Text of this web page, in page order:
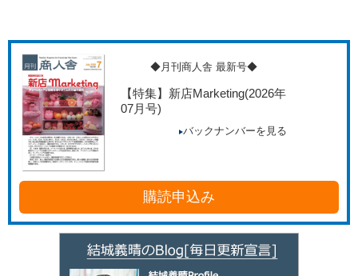
◆月刊商人舎 最新号◆
【特集】新店Marketing(2026年
07月号)
バックナンバーを見る
購読申込み